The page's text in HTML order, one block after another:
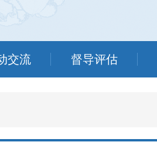
交流 督导评估